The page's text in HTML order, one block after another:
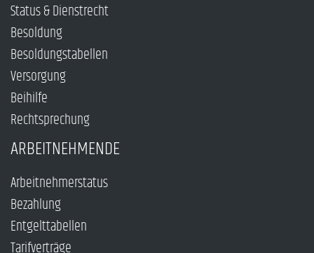
Status & Dienstrecht
Besoldung
Besoldungstabellen
Versorgung
Beihilfe
Rechtsprechung
ARBEITNEHMENDE
Arbeitnehmerstatus
Bezahlung
Entgelttabellen
Tarifverträge